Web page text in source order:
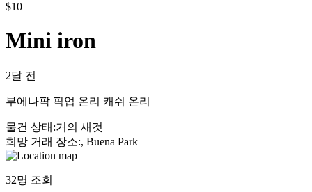
$10
Mini iron
2달 전
부에나팍 픽업 온리 캐쉬 온리
물건 상태 :거의 새것
희망 거래 장소:, Buena Park
32명 조회